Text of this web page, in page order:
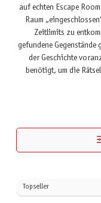
auf echten Escape
Raum
Zeitlimits zu
gefundene Gegenstände
der Geschichte
benötigt, um die